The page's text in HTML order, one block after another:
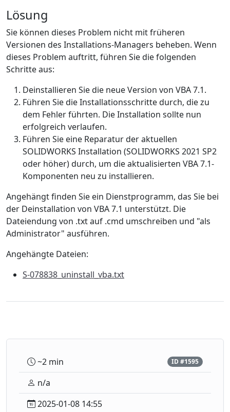
Lösung
Sie können dieses Problem nicht mit früheren
Versionen des Installations-Managers beheben. Wenn
dieses Problem auftritt, führen Sie die folgenden
Schritte aus:
Deinstallieren Sie die neue Version von VBA 7.1.
Führen Sie die Installationsschritte durch, die zu
dem Fehler führten. Die Installation sollte nun
erfolgreich verlaufen.
Führen Sie eine Reparatur der aktuellen
SOLIDWORKS Installation (SOLIDWORKS 2021 SP2
oder höher) durch, um die aktualisierten VBA 7.1-
Komponenten neu zu installieren.
Angehängt finden Sie ein Dienstprogramm, das Sie bei
der Deinstallation von VBA 7.1 unterstützt. Die
Dateiendung von .txt auf .cmd umschreiben und "als
Administrator" ausführen.
Angehängte Dateien:
S-078838_uninstall_vba.txt
~2 min ID #1595
n/a
2025-01-08 14:55